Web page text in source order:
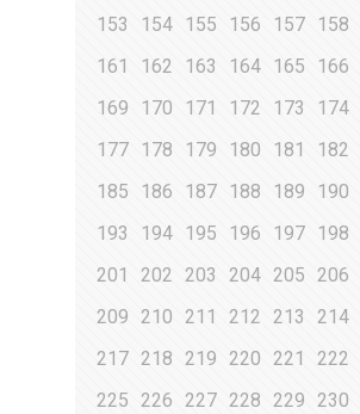
153
154 155 156 157 158
161
162 163 164 165 166
169
170 171 172 173 174
177 178 179 180 181 182
185
186 187 188 189 190
193
194 195 196 197 198
201
202 203 204 205 206
209 210 211 212 213 214
217 218 219 220 221 222
225 226 227 228 229 230